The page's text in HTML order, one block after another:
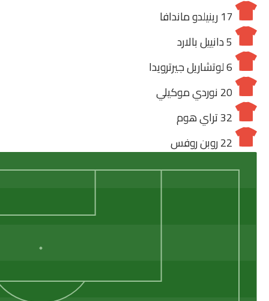
17رينيلدو ماندافا
5دانييل بالارد
6لوتشاريل جيرترويدا
20نوردي موكيلي
32تراي هوم
22روبن روفس